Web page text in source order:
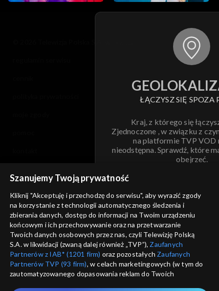
ŁĄCZYSZ SIĘ SPOZA
Kraj, z którego się
Zjednoczone , w związku z
na platformie TVP VOD
nieodstępna. Sprawdź, które
obejrzeć.
ANULUJ
informacje o dostawcy usług
Szanujemy Twoją prywatność
Kliknij "Akceptuję i przechodzę do serwisu", aby wyrazić zgody
na korzystanie z technologii automatycznego śledzenia i
zbierania danych, dostęp do informacji na Twoim urządzeniu
końcowym i ich przechowywanie oraz na przetwarzanie
Twoich danych osobowych przez nas, czyli Telewizję Polską
S.A. w likwidacji (zwaną dalej również „TVP”), Zaufanych
Partnerów z IAB* (1201 firm) oraz pozostałych Zaufanych
Partnerów TVP (93 firm), w celach marketingowych (w tym do
zautomatyzowanego dopasowania reklam do Twoich